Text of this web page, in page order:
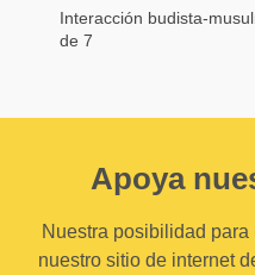
Interacción budista-
de 7
Apoya
Nuestra posibilidad
nuestro sitio de internet